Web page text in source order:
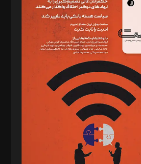
رجبی
ایپکچی
نقاش
آرش برهمند، یسنا امان‌پور، سروش کرمیان،
رجبی، زهرا فکرانه، فائزه فتحی
شفیعی، مانی لطفی زاده